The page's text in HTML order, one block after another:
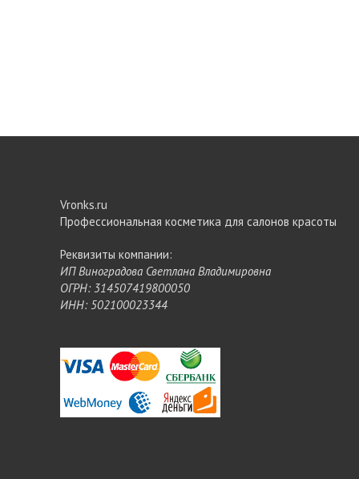
Vronks.ru
Профессиональная косметика для салонов красоты
Реквизиты компании:
ИП Виноградова Светлана Владимировна
ОГРН: 314507419800050
ИНН: 502100023344